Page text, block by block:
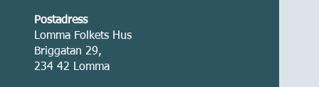
Postadress
Lomma Folkets Hus
Briggatan 29,
234 42 Lomma